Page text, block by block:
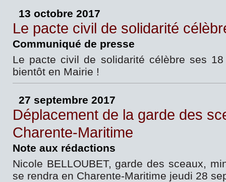
13 octobre 2017
Le pacte civil de solidarité
Communiqué de presse
Le pacte civil de solidarité célèbre ses
bientôt en Mairie !
27 septembre 2017
Déplacement de la garde des
Charente-Maritime
Note aux rédactions
Nicole BELLOUBET, garde des sceaux,
se rendra en Charente-Maritime jeudi 28